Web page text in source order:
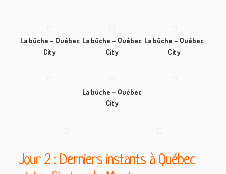
La bûche – Québec
City
La bûche – Québec
City
La bûche – Québec
City
La bûche – Québec
City
Jour 2 : Derniers instants à Québec